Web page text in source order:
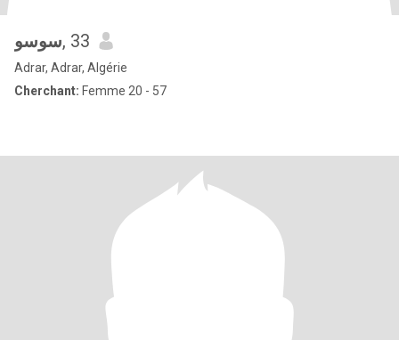
سوسو, 33
Adrar, Adrar, Algérie
Cherchant: Femme 20 - 57